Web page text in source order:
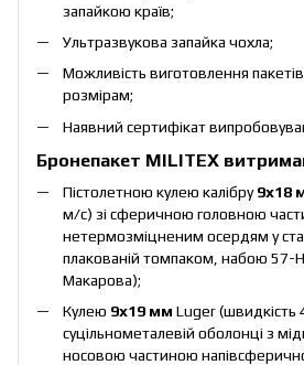
запайкою країв;
Ультразвукова запайка чохла;
Можливість виготовлення
розмірам;
Наявний сертифікат
Бронепакет MILITEX
Пістолетною кулею калібру9х18
м/c) зі сферичною головною
нетермозміцненим осердям у
плакованій томпаком, набою 57-
Макарова);
Кулею 9х19 мм Luger (швидкість
суцільнометалевій оболонці з
носовою частиною